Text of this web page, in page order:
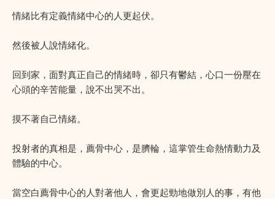
情緒比有定義情緒中心的人更起伏。
然後被人說情緒化。
回到家，面對真正自己的情緒時，卻只有鬱結，心口一份壓在
心頭的辛苦能量，說不出哭不出。
摸不著自己情緒。
投射者的真相是，薦骨中心，是臍輪，這掌管生命熱情動力及
體驗的中心。
當空白薦骨中心的人對著他人，會更起勁地做別人的事，有他